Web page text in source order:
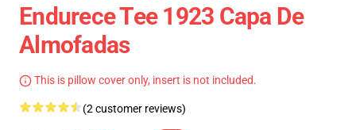
Endurece Tee 1923 Capa De
Almofadas
This is pillow cover only, insert is not included.
(2 customer reviews)